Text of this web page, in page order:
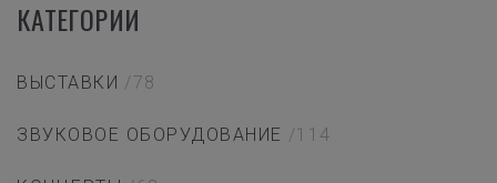
КАТЕГОРИИ
ВЫСТАВКИ /78
ЗВУКОВОЕ ОБОРУДОВАНИЕ /114